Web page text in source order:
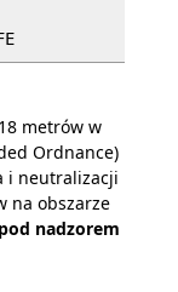
metrów w
Ordnance)
i neutralizacji
na obszarze
nadzorem